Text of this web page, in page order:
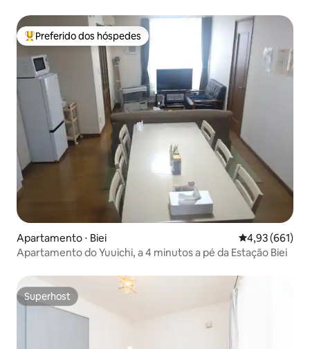
Entre os melhores preferidos dos hóspedes
Preferido dos hóspedes
Apartamento ⋅ Biei 4,93 de uma
4,93 (661)
Apartamento do Yuuichi, a 4 minutos a pé da Estação Biei
Superhost
Superhost